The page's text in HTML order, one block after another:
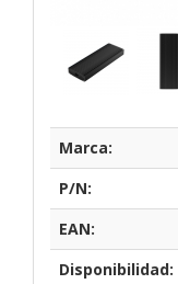
Marca:
P/N:
EAN:
Disponibilidad: